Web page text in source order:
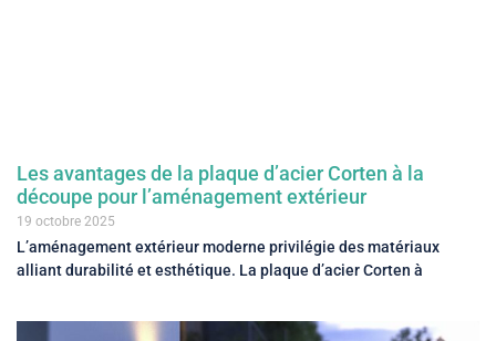
Les avantages de la plaque d’acier Corten à la
découpe pour l’aménagement extérieur
19 octobre 2025
L’aménagement extérieur moderne privilégie des matériaux
alliant durabilité et esthétique. La plaque d’acier Corten à